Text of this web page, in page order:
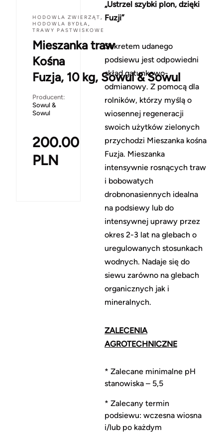
HODOWLA ZWIERZĄT,
HODOWLA BYDŁA,
TRAWY PASTWISKOWE
Mieszanka traw
Kośna
Fuzja, 10 kg, Sowul & Sowul
Producent:
Sowul &
Sowul
200.00
PLN
„Ustrzel szybki plon, dzięki
Fuzji”
Sekretem udanego
podsiewu jest odpowiedni
skład gatunkowo-
odmianowy. Z pomocą dla
rolników, którzy myślą o
wiosennej regeneracji
swoich użytków zielonych
przychodzi Mieszanka kośna
Fuzja. Mieszanka
intensywnie rosnących traw
i bobowatych
drobnonasiennych idealna
na podsiewy lub do
intensywnej uprawy przez
okres 2-3 lat na glebach o
uregulowanych stosunkach
wodnych. Nadaje się do
siewu zarówno na glebach
organicznych jak i
mineralnych.
ZALECENIA
AGROTECHNICZNE
* Zalecane minimalne pH
stanowiska – 5,5
* Zalecany termin
podsiewu: wczesna wiosna
i/lub po każdym